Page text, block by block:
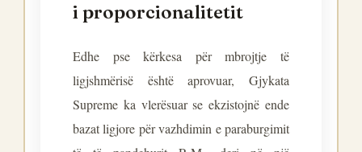
i proporcionalitetit
Edhe pse kërkesa për mbrojtje të
ligjshmërisë është aprovuar, Gjykata
Supreme ka vlerësuar se ekzistojnë ende
bazat ligjore për vazhdimin e paraburgimit